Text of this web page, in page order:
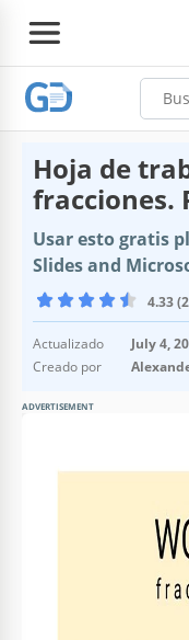
Hoja de
fracciones.
Usar esto gratis
Slides and
4.33
Actualizado
July 4,
Creado por
ADVERTISEMENT